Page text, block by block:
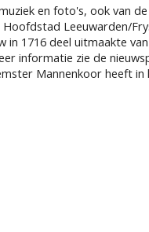
en foto's, ook van
Leeuwarden/
in 1716 deel uitmaakte
informatie zie de
Mannenkoor heeft